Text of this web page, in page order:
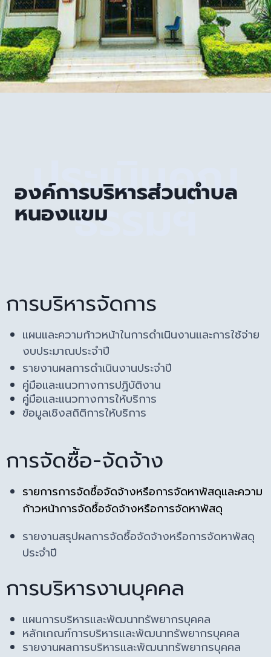
ประเมินคุณ
ธรรมฯ
องค์การบริหารส่วนตำบล
หนองแขม
การบริหารจัดการ
แผนและความก้าวหน้าในการดำเนินงานและการใช้จ่าย
งบประมาณประจำปี
รายงานผลการดำเนินงานประจำปี
คู่มือและแนวทางการปฏิบัติงาน
คู่มือและแนวทางการให้บริการ
ข้อมูลเชิงสถิติการให้บริการ
การจัดซื้อ-จัดจ้าง
รายการการจัดซื้อจัดจ้างหรือการจัดหาพัสดุและความ
ก้าวหน้าการจัดซื้อจัดจ้างหรือการจัดหาพัสดุ
รายงานสรุปผลการจัดซื้อจัดจ้างหรือการจัดหาพัสดุ
ประจำปี
การบริหารงานบุคคล
แผนการบริหารและพัฒนาทรัพยากรบุคคล
หลักเกณฑ์การบริหารและพัฒนาทรัพยากรบุคคล
รายงานผลการบริหารและพัฒนาทรัพยากรบุคคล